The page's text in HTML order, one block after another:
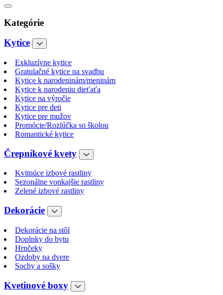
Kategórie
Kytice
Exkluzívne kytice
Gratulačné kytice na svadbu
Kytice k narodeninám/meninám
Kytice k narodeniu dieťaťa
Kytice na výročie
Kytice pre deti
Kytice pre mužov
Promócie/Rozlúčka so školou
Romantické kytice
Črepníkové kvety
Kvitnúce izbové rastliny
Sezonálne vonkajšie rastliny
Zelené izbové rastliny
Dekorácie
Dekorácie na stôl
Doplnky do bytu
Hrnčeky
Ozdoby na dvere
Sochy a sošky
Kvetinové boxy